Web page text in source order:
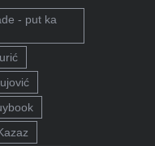
- put ka